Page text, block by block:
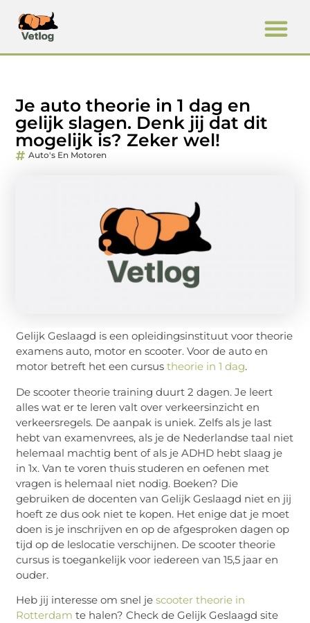
Je auto theorie in 1 dag en
gelijk slagen. Denk jij dat dit
mogelijk is? Zeker wel!
Auto's En Motoren
Gelijk Geslaagd is een opleidingsinstituut voor theorie
examens auto, motor en scooter. Voor de auto en
motor betreft het een cursustheorie in 1 dag.
De scooter theorie training duurt 2 dagen. Je leert
alles wat er te leren valt over verkeersinzicht en
verkeersregels. De aanpak is uniek. Zelfs als je last
hebt van examenvrees, als je de Nederlandse taal niet
helemaal machtig bent of als je ADHD hebt slaag je
in 1x. Van te voren thuis studeren en oefenen met
vragen is helemaal niet nodig. Boeken? Die
gebruiken de docenten van Gelijk Geslaagd niet en jij
hoeft ze dus ook niet te kopen. Het enige dat je moet
doen is je inschrijven en op de afgesproken dagen op
tijd op de leslocatie verschijnen. De scooter theorie
cursus is toegankelijk voor iedereen van 15,5 jaar en
ouder.
Heb jij interesse om snel jescooter theorie in
Rotterdam te halen? Check de Gelijk Geslaagd site